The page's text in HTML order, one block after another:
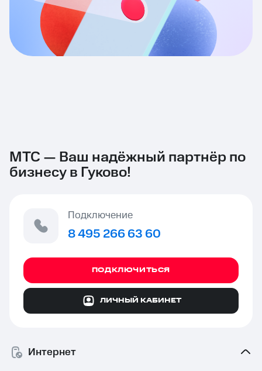
МТС — Ваш надёжный партнёр по
бизнесу в Гуково!
Подключение
8 495 266 63 60
ПОДКЛЮЧИТЬСЯ
ЛИЧНЫЙ КАБИНЕТ
Интернет